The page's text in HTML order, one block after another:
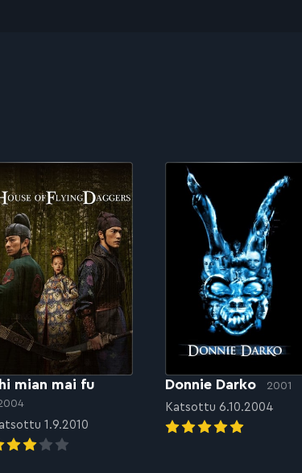
mian mai fu
1.9.2010
Donnie Darko 2001
Katsottu 6.10.2004